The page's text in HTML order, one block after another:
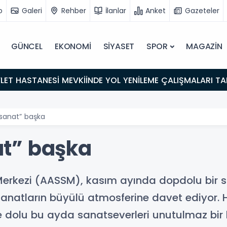
Galeri Rehber İlanlar Anket Gazeteler
GÜNCEL EKONOMİ SİYASET SPOR MAGAZİN
HASTANESİ MEVKİİNDE YOL YENİLEME ÇALIŞMALARI
başka
başka
(AASSM), kasım ayında dopdolu bir
büyülü atmosferine davet ediyor.
dolu bu ayda sanatseverleri unutulmaz